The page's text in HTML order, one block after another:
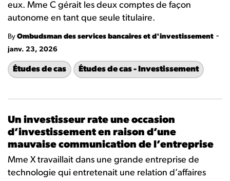
eux. Mme C gérait les deux comptes de façon
autonome en tant que seule titulaire.
By Ombudsman des services bancaires et d'investissement -
janv. 23, 2026
Études de cas Études de cas - Investissement
Un investisseur rate une occasion
d’investissement en raison d’une
mauvaise communication de l’entreprise
Mme X travaillait dans une grande entreprise de
technologie qui entretenait une relation d’affaires